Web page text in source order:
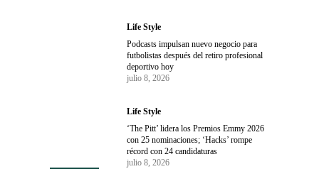
Life Style
Podcasts impulsan nuevo negocio para
futbolistas después del retiro profesional
deportivo hoy
julio 8, 2026
Life Style
‘The Pitt’ lidera los Premios Emmy 2026
con 25 nominaciones; ‘Hacks’ rompe
récord con 24 candidaturas
julio 8, 2026